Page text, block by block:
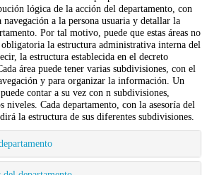
lógica de la acción del departamento, con
a la persona usuaria y detallar la
Por tal motivo, puede que estas áreas no
la estructura administrativa interna del
la estructura establecida en el decreto
área puede tener varias subdivisiones, con el
y para organizar la información. Un
contar a su vez con n subdivisiones,
niveles. Cada departamento, con la asesoría del
la estructura de sus diferentes subdivisiones.